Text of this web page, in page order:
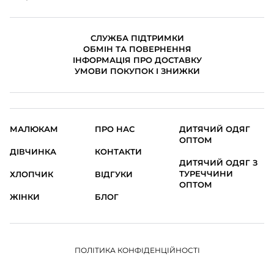
СЛУЖБА ПІДТРИМКИ
ОБМІН ТА ПОВЕРНЕННЯ
ІНФОРМАЦІЯ ПРО ДОСТАВКУ
УМОВИ ПОКУПОК І ЗНИЖКИ
МАЛЮКАМ
ДІВЧИНКА
ХЛОПЧИК
ЖІНКИ
ПРО НАС
КОНТАКТИ
ВІДГУКИ
БЛОГ
ДИТЯЧИЙ ОДЯГ
ОПТОМ
ДИТЯЧИЙ ОДЯГ З
ТУРЕЧЧИНИ
ОПТОМ
ПОЛІТИКА КОНФІДЕНЦІЙНОСТІ